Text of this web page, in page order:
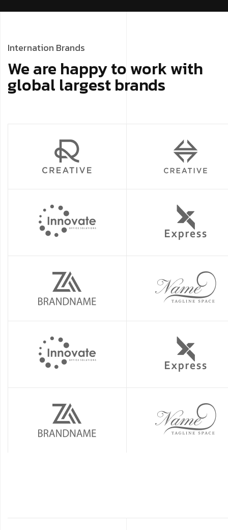
Internation Brands
We are happy to work with
global largest brands